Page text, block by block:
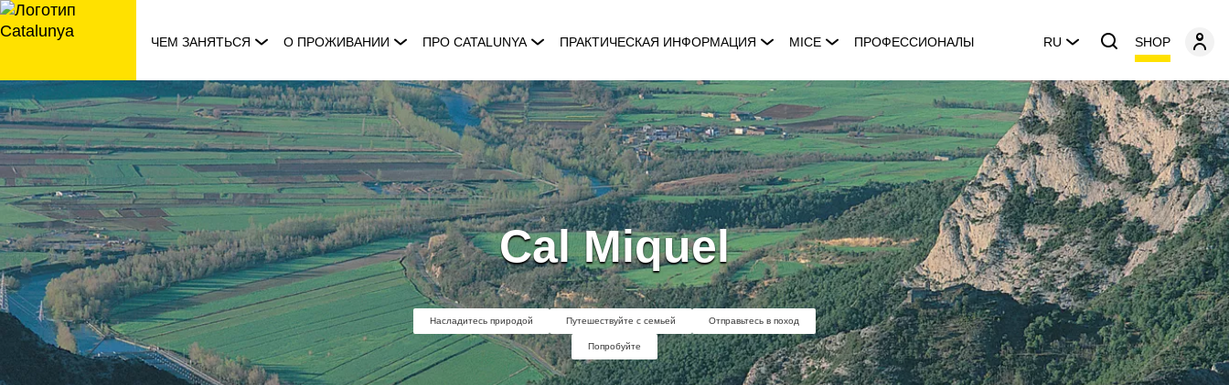
перейти
к
ЧЕМ ЗАНЯТЬСЯ О ПРОЖИВАНИИ ПРО CATALUNYA ПРАКТИЧЕСКАЯ ИНФОРМАЦИЯ MICE ПРОФЕССИОНАЛЫ RU SHOP
Cal Miquel
Насладитесь природой Путешествуйте с семьей Отправьтесь в поход
Попробуйте